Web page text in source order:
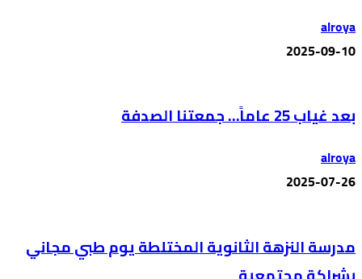
alroya
2025-09-10
بعد غياب 25 عاماً… جمعتنا الصدفة
alroya
2025-07-26
مدرسة النزهة الثانوية المختلطة يوم طبي مجاني